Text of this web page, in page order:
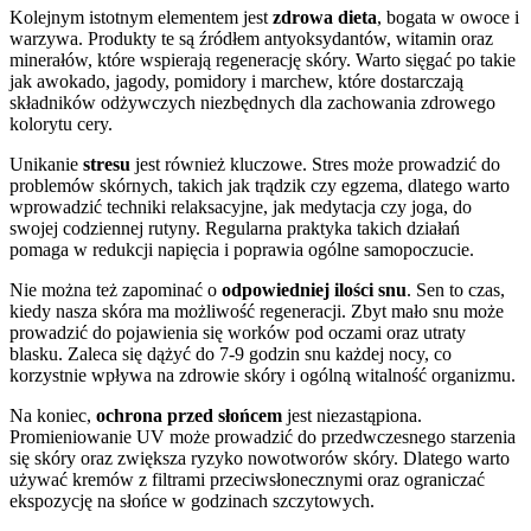
Kolejnym istotnym elementem jest zdrowa dieta, bogata w owoce i
warzywa. Produkty te są źródłem antyoksydantów, witamin oraz
minerałów, które wspierają regenerację skóry. Warto sięgać po takie
jak awokado, jagody, pomidory i marchew, które dostarczają
składników odżywczych niezbędnych dla zachowania zdrowego
kolorytu cery.
Unikanie stresu jest również kluczowe. Stres może prowadzić do
problemów skórnych, takich jak trądzik czy egzema, dlatego warto
wprowadzić techniki relaksacyjne, jak medytacja czy joga, do
swojej codziennej rutyny. Regularna praktyka takich działań
pomaga w redukcji napięcia i poprawia ogólne samopoczucie.
Nie można też zapominać o odpowiedniej ilości snu. Sen to czas,
kiedy nasza skóra ma możliwość regeneracji. Zbyt mało snu może
prowadzić do pojawienia się worków pod oczami oraz utraty
blasku. Zaleca się dążyć do 7-9 godzin snu każdej nocy, co
korzystnie wpływa na zdrowie skóry i ogólną witalność organizmu.
Na koniec, ochrona przed słońcem jest niezastąpiona.
Promieniowanie UV może prowadzić do przedwczesnego starzenia
się skóry oraz zwiększa ryzyko nowotworów skóry. Dlatego warto
używać kremów z filtrami przeciwsłonecznymi oraz ograniczać
ekspozycję na słońce w godzinach szczytowych.